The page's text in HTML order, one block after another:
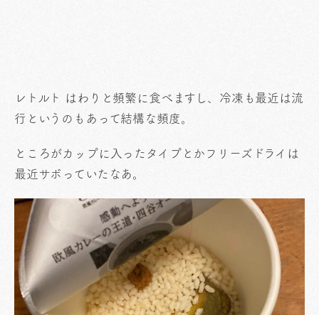
レトルト はわりと頻繁に食べますし、冷凍も最近は流
行というのもあって結構な頻度。
ところがカップに入ったタイプとかフリーズドライは
最近サボっていたなあ。